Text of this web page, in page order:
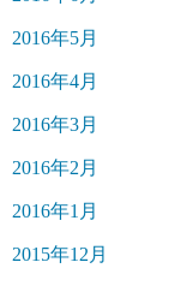
2016年5月
2016年4月
2016年3月
2016年2月
2016年1月
2015年12月